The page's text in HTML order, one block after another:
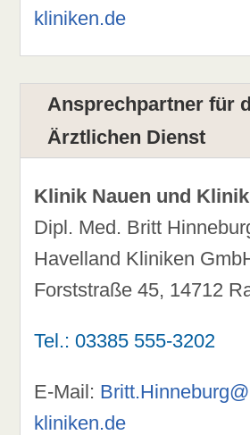
kliniken.de
Ansprechpartner für
Ärztlichen Dienst
Klinik Nauen und
Dipl. Med. Britt
Havelland Kliniken
Forststraße 45, 14712
Tel.: 03385 555-3202
E-Mail:
kliniken.de